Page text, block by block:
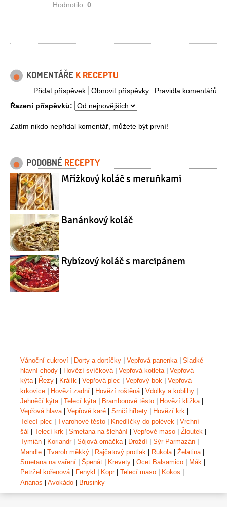
Hodnotilo: 0
KOMENTÁŘE K RECEPTU
Pravidla komentářů
Obnovit příspěvky
Přidat příspěvek
Řazení příspěvků:
Zatím nikdo nepřidal komentář, můžete být první!
PODOBNÉ RECEPTY
Mřížkový koláč s meruňkami
Banánkový koláč
Rybízový koláč s marcipánem
Vánoční cukroví Dorty a dortíčky Vepřová panenka| Sladké
hlavní chody
Hovězí svíčková| Vepřová kotleta| Vepřová
kýta| Řezy Králík Vepřová plec Vepřový bok
Vepřová
krkovice
Hovězí zadní Hovězí roštěná| Vdolky a koblihy
Jehněčí kýta| Telecí kýta| Bramborové těsto Hovězí kližka|
Vepřová hlava| Vepřové karé Srnčí hřbety Hovězí krk
Telecí plec
Tvarohové těsto Knedlíčky do polévek
Vrchní
šál
Telecí krk Smetana na šlehání Vepřové maso Žloutek
Tymián
Koriandr| Sójová omáčka| Droždí Sýr Parmazán
Mandle
Tvaroh měkký Rajčatový protlak Rukola| Želatina|
Smetana na vaření
Špenát Krevety Ocet Balsamico Mák
Petržel kořenová| Fenykl Kopr| Telecí maso Kokos
Ananas
Avokádo Brusinky